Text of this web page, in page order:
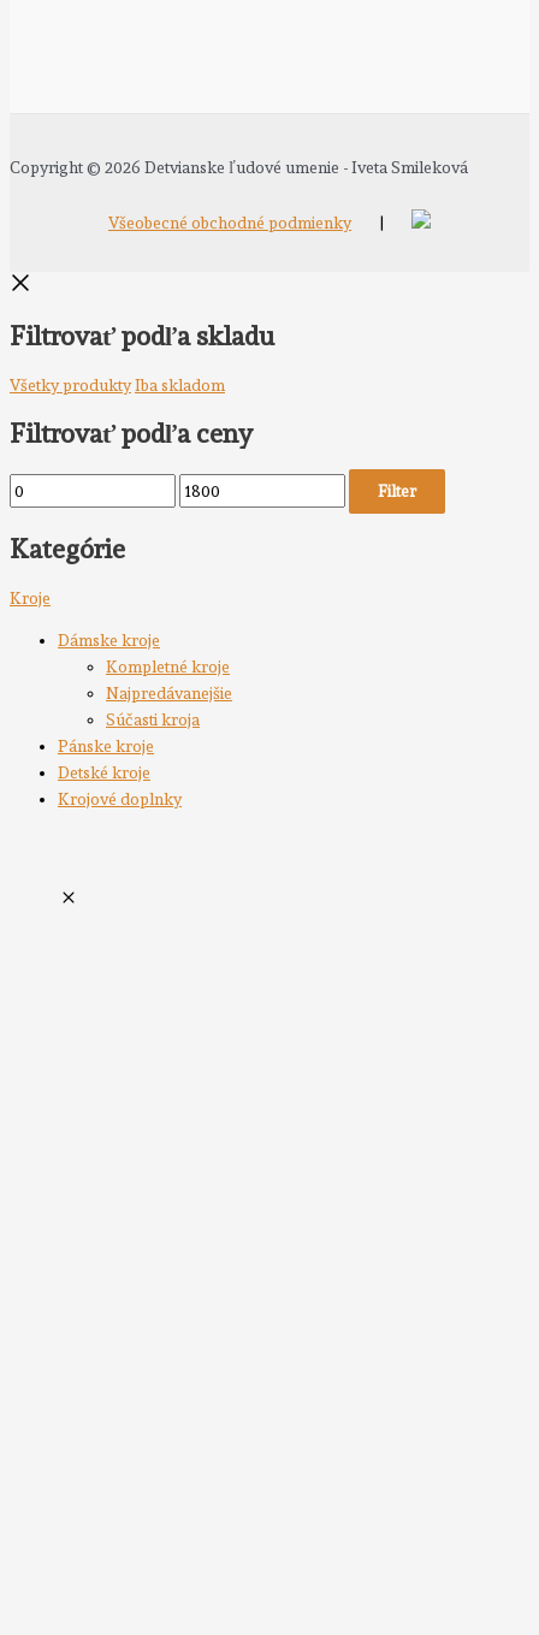
Copyright © 2026 Detvianske ľudové umenie - Iveta Smileková
Všeobecné obchodné podmienky |
Filtrovať podľa skladu
Všetky produktyIba skladom
Filtrovať podľa ceny
Filter
Kategórie
Kroje
Dámske kroje
Kompletné kroje
Najpredávanejšie
Súčasti kroja
Pánske kroje
Detské kroje
Krojové doplnky